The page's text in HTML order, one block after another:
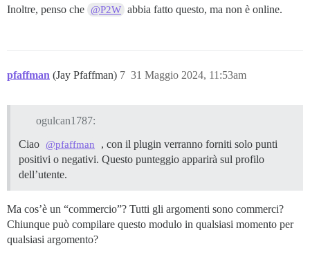
Inoltre, penso che @P2W abbia fatto questo, ma non è online.
pfaffman (Jay Pfaffman) 31 Maggio 2024, 11:53am
7
ogulcan1787:
Ciao @pfaffman
, con il plugin verranno forniti solo punti
positivi o negativi. Questo punteggio apparirà sul profilo
dell’utente.
Ma cos’è un “commercio”? Tutti gli argomenti sono commerci?
Chiunque può compilare questo modulo in qualsiasi momento per
qualsiasi argomento?